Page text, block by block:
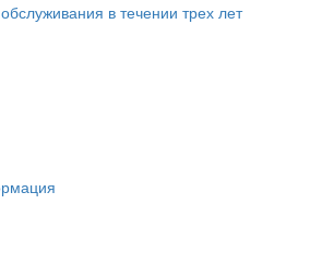
в течении трех лет